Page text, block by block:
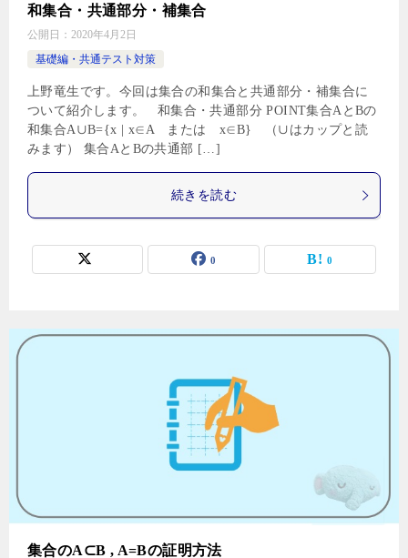
和集合・共通部分・補集合
公開日： 2020年4月2日
基礎編・共通テスト対策
上野竜生です。今回は集合の和集合と共通部分・補集合に
ついて紹介します。 和集合・共通部分 POINT集合AとBの
和集合A∪B={x | x∈A または x∈B} （∪はカップと読
みます） 集合AとBの共通部 […]
続きを読む
0 0
集合のA⊂B , A=Bの証明方法